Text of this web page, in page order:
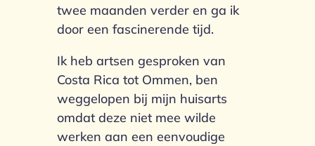
twee maanden verder en ga ik
door een fascinerende tijd.
Ik heb artsen gesproken van
Costa Rica tot Ommen, ben
weggelopen bij mijn huisarts
omdat deze niet mee wilde
werken aan een eenvoudige